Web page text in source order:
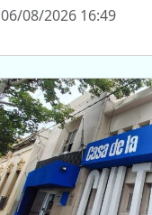
06/08/2026 16:49